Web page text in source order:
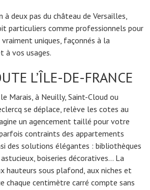
deux pas du château de Versailles,
particuliers comme professionnels pour
uniques, façonnés à la
à vos usages.
L’ÎLE-DE-FRANCE
Marais, à Neuilly, Saint-Cloud ou
se déplace, relève les cotes au
un agencement taillé pour votre
contraints des appartements
des solutions élégantes : bibliothèques
boiseries décoratives… La
hauteurs sous plafond, aux niches et
chaque centimètre carré compte sans